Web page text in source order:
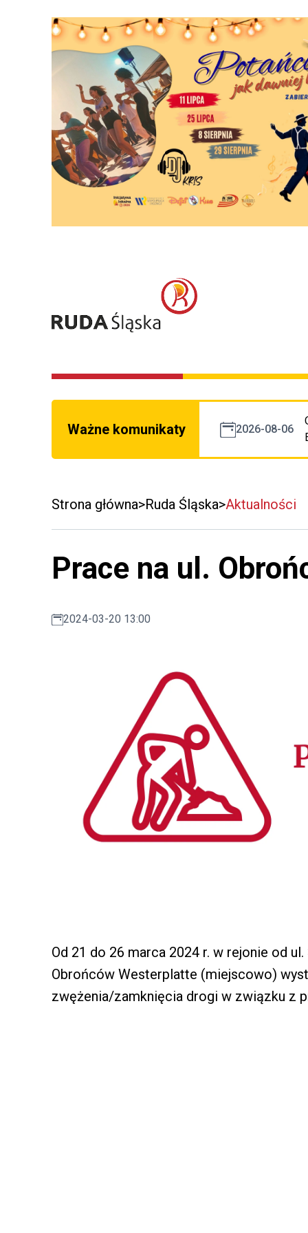
Ważne komunikaty 2026-08-06
Strona główna Ruda Śląska Aktualności
Prace na ul.
2024-03-20 13:00
Od 21 do 26 marca 2024 r. w rejonie od
Obrońców Westerplatte (miejscowo)
zwężenia/zamknięcia drogi w związku z